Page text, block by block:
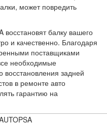
может повредить
восстановят балку вашего
и качественно. Благодаря
поставщиками
необходимые
задней
в ремонте авто
гарантию на